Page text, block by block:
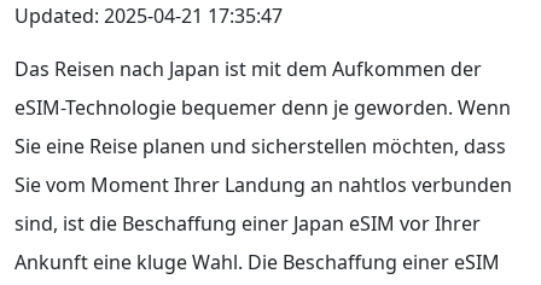
Updated: 2025-04-21 17:35:47
Das Reisen nach Japan ist mit dem Aufkommen der
eSIM-Technologie bequemer denn je geworden. Wenn
Sie eine Reise planen und sicherstellen möchten, dass
Sie vom Moment Ihrer Landung an nahtlos verbunden
sind, ist die Beschaffung einer Japan eSIM vor Ihrer
Ankunft eine kluge Wahl. Die Beschaffung einer eSIM